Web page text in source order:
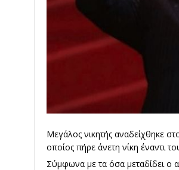
Μεγάλος νικητής αναδείχθηκε
οποίος πήρε άνετη νίκη έναντι
Σύμφωνα με τα όσα μεταδίδει ο